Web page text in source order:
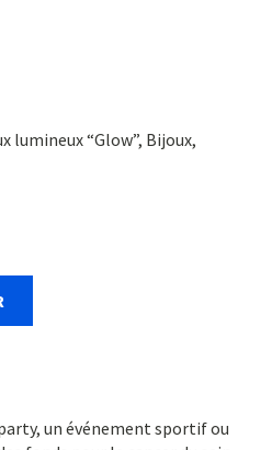
lumineux “Glow”, Bijoux,
un événement sportif ou